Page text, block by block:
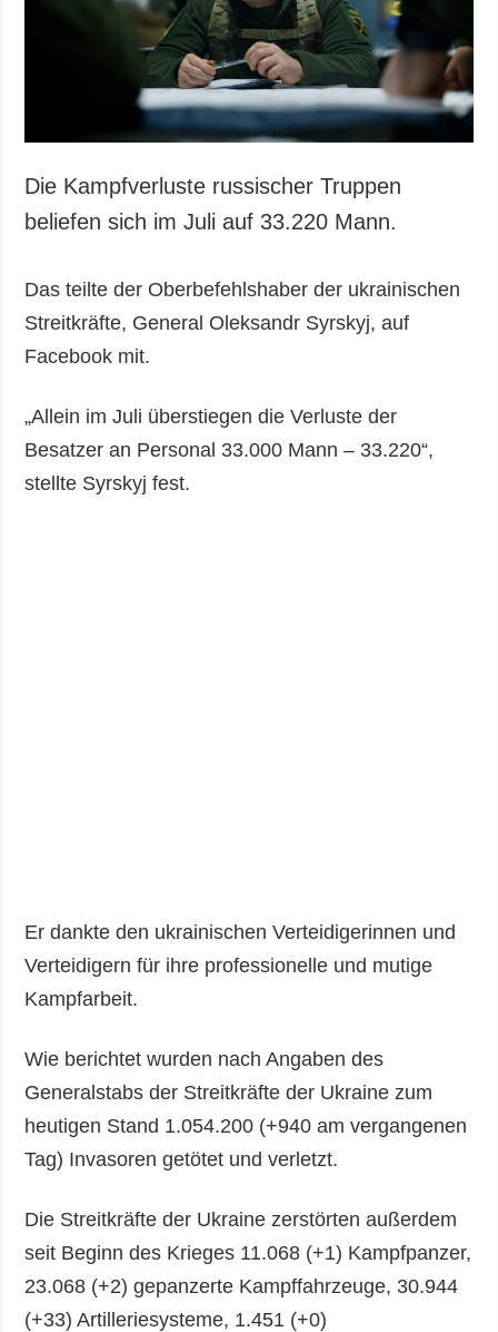
Gesellschaft und
Kriminalität
Notstand und
ZUSÄTZLICH
Interview
Fotos
Video
LEISTUNGEN
Fotobank
Die Kampfverluste russischer Truppen
beliefen sich im Juli auf 33.220 Mann.
Das teilte der Oberbefehlshaber der ukrainischen
Streitkräfte, General Oleksandr Syrskyj, auf
Facebook mit.
„Allein im Juli überstiegen die Verluste der
Besatzer an Personal 33.000 Mann – 33.220“,
stellte Syrskyj fest.
Er dankte den ukrainischen Verteidigerinnen und
Verteidigern für ihre professionelle und mutige
Kampfarbeit.
Wie berichtet wurden nach Angaben des
Generalstabs der Streitkräfte der Ukraine zum
heutigen Stand 1.054.200 (+940 am vergangenen
Tag) Invasoren getötet und verletzt.
Die Streitkräfte der Ukraine zerstörten außerdem
seit Beginn des Krieges 11.068 (+1) Kampfpanzer,
23.068 (+2) gepanzerte Kampffahrzeuge, 30.944
(+33) Artilleriesysteme, 1.451 (+0)